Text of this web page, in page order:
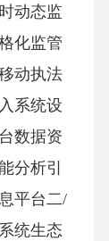
动态监
化监管
动执法
系统设
数据资
分析引
平台二/
统生态